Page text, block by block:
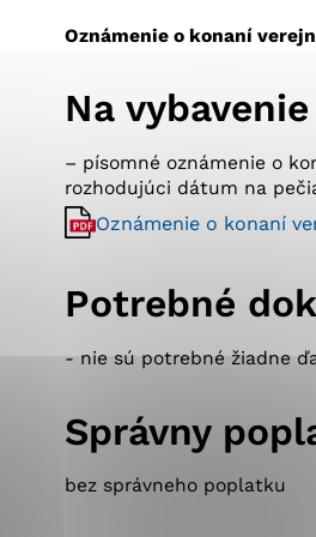
Sčítanie
Oznámenie o konaní
Na
– písomné oznámenie o
rozhodujúci dátum na
Oznámenie o konaní
Potrebné
​- nie sú potrebné žiadne
Správny
bez správneho poplatku